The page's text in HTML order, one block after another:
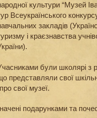
культури “Музей
Всеукраїнського
закладів
і краєзнавства
були школярі з
представляли свої
свої музеї.
подарунками та